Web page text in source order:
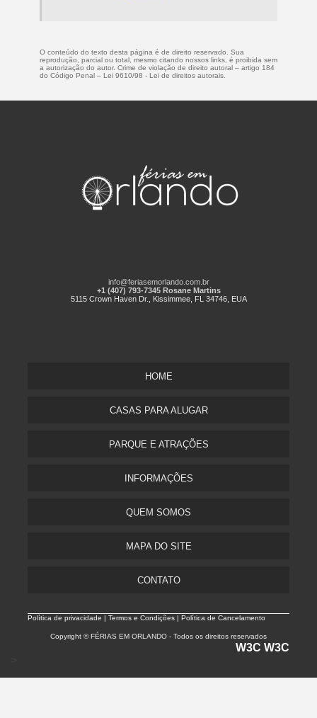
O conteúdo do texto desta página é de direito reservado. Sua
reprodução, parcial ou total, mesmo citando nossos links, é proibida sem
a autorização do autor. Crime de violação de direito autoral – artigo 184
do Código Penal – Lei 9610/98 - Lei de direitos autorais
info@feriasemorlando.com.br
+1 (407) 793-7345 Rosane Martins
5115 Crown Haven Dr., Kissimmee, FL 34746, EUA
HOME
CASAS PARA ALUGAR
PARQUE E ATRAÇÕES
INFORMAÇÕES
QUEM SOMOS
MAPA DO SITE
CONTATO
Política de privacidade |Termos e Condições | Política de Cancelamento
Copyright © FÉRIAS EM ORLANDO - Todos os direitos reservados
W3C W3C